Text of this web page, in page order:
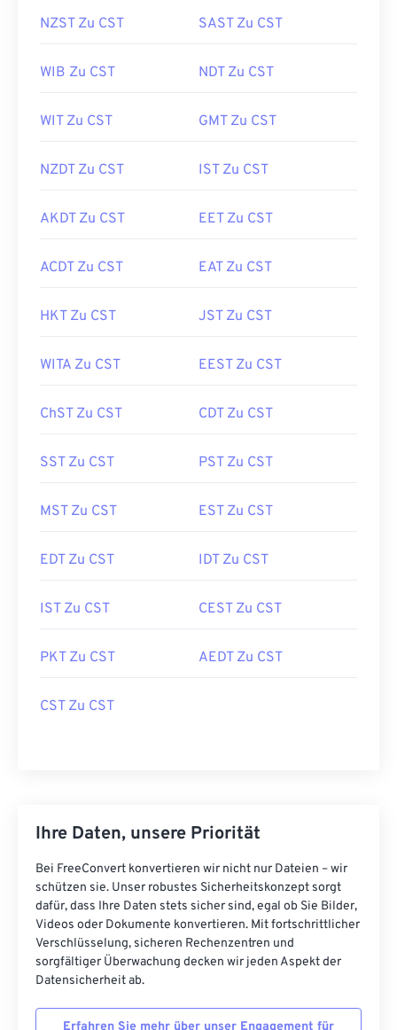
NZST Zu CST SAST Zu CST
WIB Zu CST NDT Zu CST
WIT Zu CST GMT Zu CST
NZDT Zu CST IST Zu CST
AKDT Zu CST EET Zu CST
ACDT Zu CST EAT Zu CST
HKT Zu CST JST Zu CST
WITA Zu CST EEST Zu CST
ChST Zu CST CDT Zu CST
SST Zu CST PST Zu CST
MST Zu CST EST Zu CST
EDT Zu CST IDT Zu CST
IST Zu CST CEST Zu CST
PKT Zu CST AEDT Zu CST
CST Zu CST
Ihre Daten, unsere Priorität
Bei FreeConvert konvertieren wir nicht nur Dateien – wir
schützen sie. Unser robustes Sicherheitskonzept sorgt
dafür, dass Ihre Daten stets sicher sind, egal ob Sie Bilder,
Videos oder Dokumente konvertieren. Mit fortschrittlicher
Verschlüsselung, sicheren Rechenzentren und
sorgfältiger Überwachung decken wir jeden Aspekt der
Datensicherheit ab.
Erfahren Sie mehr über unser Engagement für